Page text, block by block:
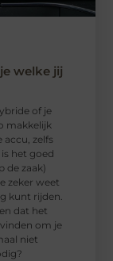
welke jij
of je
makkelijk
accu, zelfs
het goed
de zaak)
zeker weet
kunt rijden.
dat het
om je
niet